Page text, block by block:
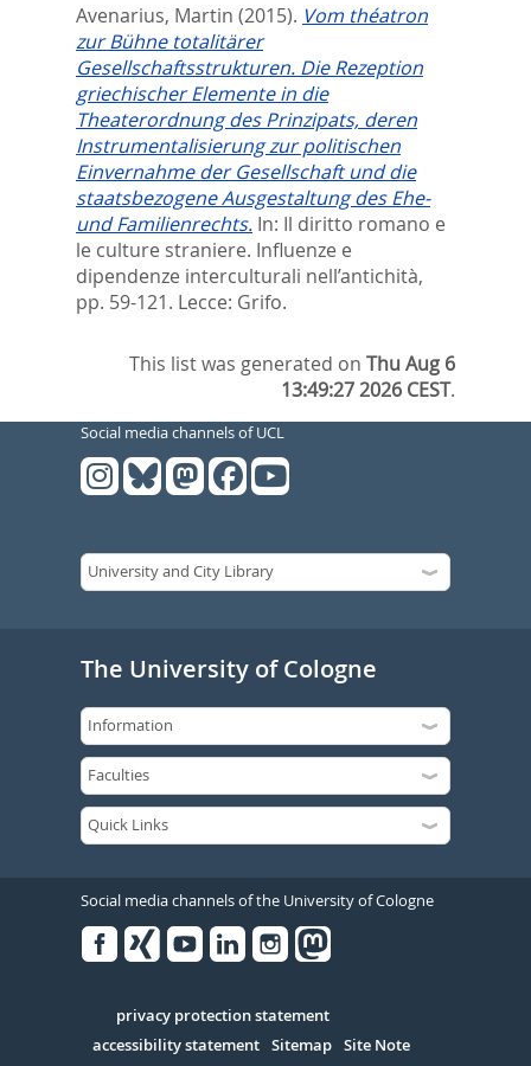
Avenarius, Martin (2015). Vom théatron
zur Bühne totalitärer
Gesellschaftsstrukturen. Die Rezeption
griechischer Elemente in die
Theaterordnung des Prinzipats, deren
Instrumentalisierung zur politischen
Einvernahme der Gesellschaft und die
staatsbezogene Ausgestaltung des Ehe-
und Familienrechts. In: Il diritto romano e
le culture straniere. Influenze e
dipendenze interculturali nell’antichità,
pp. 59-121. Lecce: Grifo.
This list was generated onThu Aug 6
13:49:27 2026 CEST.
Social media channels of UCL
The University of Cologne
Social media channels of the University of Cologne
Serivce
privacy protection statement
accessibility statement Sitemap Site Note